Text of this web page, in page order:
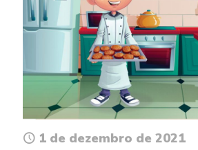
1 de dezembro de 2021